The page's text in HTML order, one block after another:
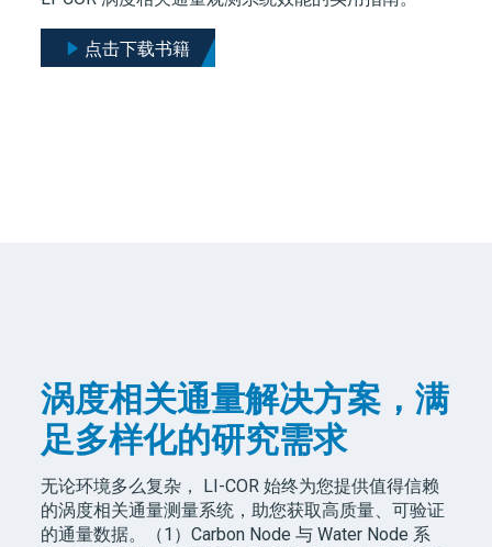
点击下载书籍
涡度相关通量解决方案，满
足多样化的研究需求
无论环境多么复杂， LI-COR 始终为您提供值得信赖
的涡度相关通量测量系统，助您获取高质量、可验证
的通量数据。（1）Carbon Node 与 Water Node 系